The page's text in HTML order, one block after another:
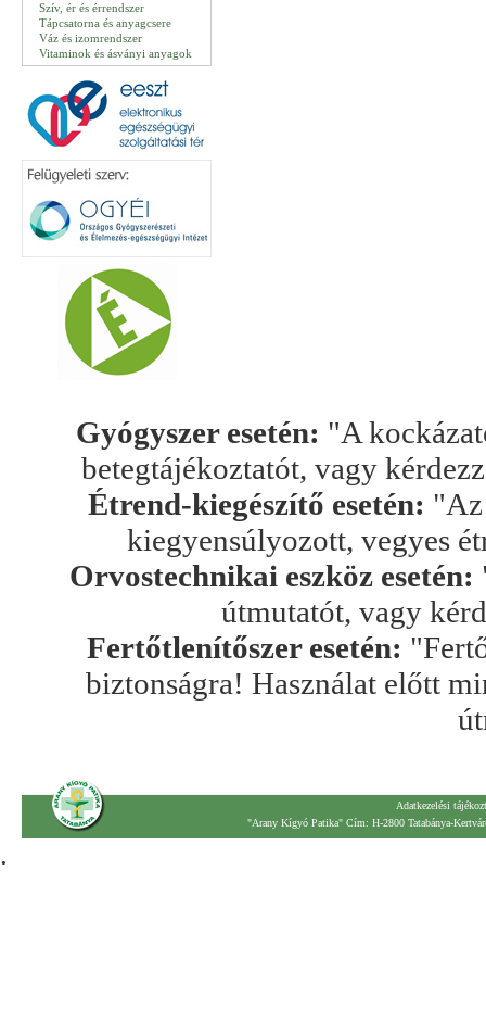
Szív, ér és érrendszer
Tápcsatorna és anyagcsere
Váz és izomrendszer
Vitaminok és ásványi anyagok
Gyógyszer esetén: "A
betegtájékoztatót, vagy
Étrend-kiegészítő esetén: "Az
kiegyensúlyozott, vegyes
Orvostechnikai eszköz esetén:
útmutatót, vagy
Fertőtlenítőszer esetén:
biztonságra! Használat előtt
Adatkezelési
"Arany Kígyó Patika" Cím: H-2800 Tatabánya-
.